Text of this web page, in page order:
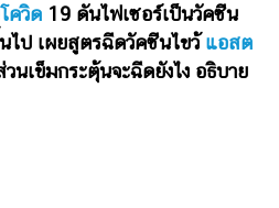
ควิด 19 ดันไฟเซอร์เป็นวัคซีน
ป เผยสูตรฉีดวัคซีนไขว้แอสต
นเข็มกระตุ้นจะฉีดยังไง อธิบาย